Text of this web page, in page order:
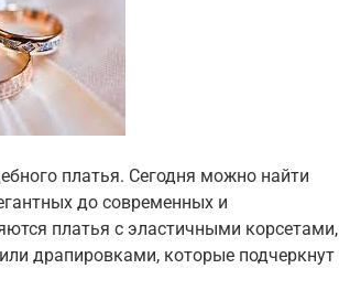
платья. Сегодня можно найти
до современных и
платья с эластичными корсетами,
драпировками, которые подчеркнут